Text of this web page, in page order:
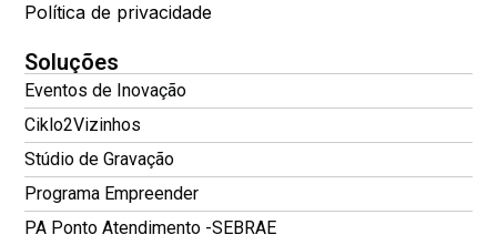
Política de privacidade
Soluções
Eventos de Inovação
Ciklo2Vizinhos
Stúdio de Gravação
Programa Empreender
PA Ponto Atendimento -SEBRAE